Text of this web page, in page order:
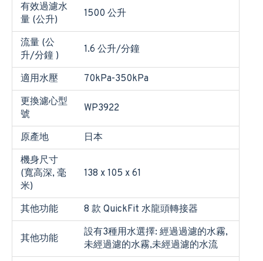
有效過濾水
量 (公升)
1500 公升
流量 (公
升/分鐘 )
1.6 公升/分鐘
適用水壓
70kPa-350kPa
更換濾心型
號
WP3922
原產地
日本
機身尺寸
(寬高深, 毫
米)
138 x 105 x 61
其他功能 8 款 QuickFit 水龍頭轉接器
其他功能
設有3種用水選擇: 經過過濾的水霧,
未經過濾的水霧,未經過濾的水流